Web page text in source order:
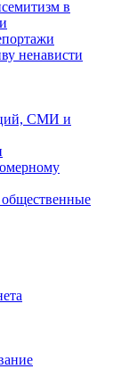
в
ненависти
СМИ и